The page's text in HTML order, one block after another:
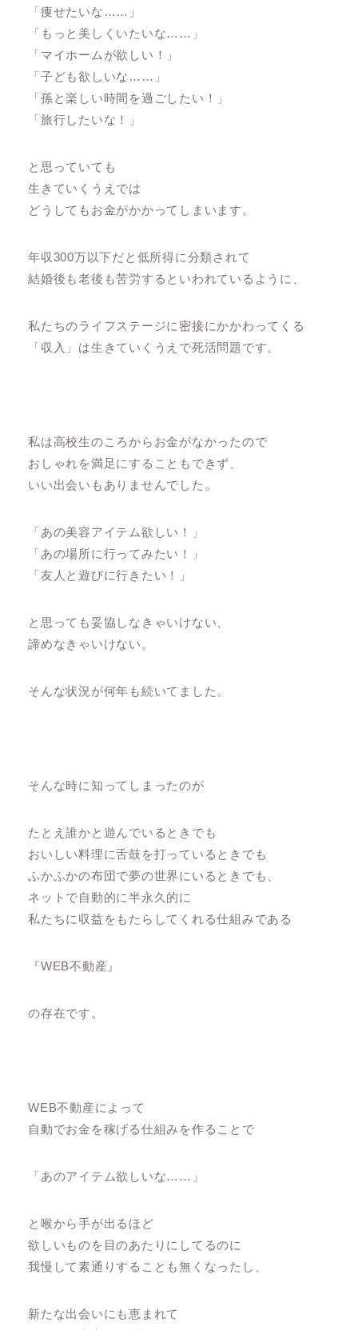
「痩せたいな……」
「もっと美しくいたいな……」
「マイホームが欲しい！」
「子ども欲しいな……」
「孫と楽しい時間を過ごしたい！」
「旅行したいな！」
と思っていても
生きていくうえでは
どうしてもお金がかかってしまいます。
年収300万以下だと低所得に分類されて
結婚後も老後も苦労するといわれているように、
私たちのライフステージに密接にかかわってくる
「収入」は生きていくうえで死活問題です。
私は高校生のころからお金がなかったので
おしゃれを満足にすることもできず、
いい出会いもありませんでした。
「あの美容アイテム欲しい！」
「あの場所に行ってみたい！」
「友人と遊びに行きたい！」
と思っても妥協しなきゃいけない、
諦めなきゃいけない。
そんな状況が何年も続いてました。
そんな時に知ってしまったのが
たとえ誰かと遊んでいるときでも
おいしい料理に舌鼓を打っているときでも
ふかふかの布団で夢の世界にいるときでも、
ネットで自動的に半永久的に
私たちに収益をもたらしてくれる仕組みである
『WEB不動産』
の存在です。
WEB不動産によって
自動でお金を稼げる仕組みを作ることで
「あのアイテム欲しいな……」
と喉から手が出るほど
欲しいものを目のあたりにしてるのに
我慢して素通りすることも無くなったし、
新たな出会いにも恵まれて